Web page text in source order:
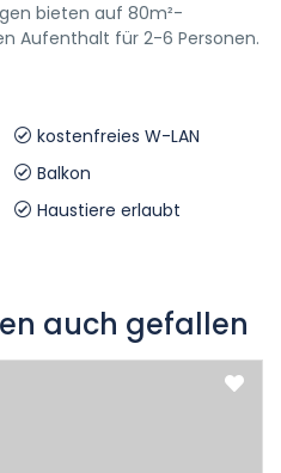
bieten auf 80m²-
Aufenthalt für 2-6 Personen.
kostenfreies W-LAN
Balkon
Haustiere erlaubt
auch gefallen